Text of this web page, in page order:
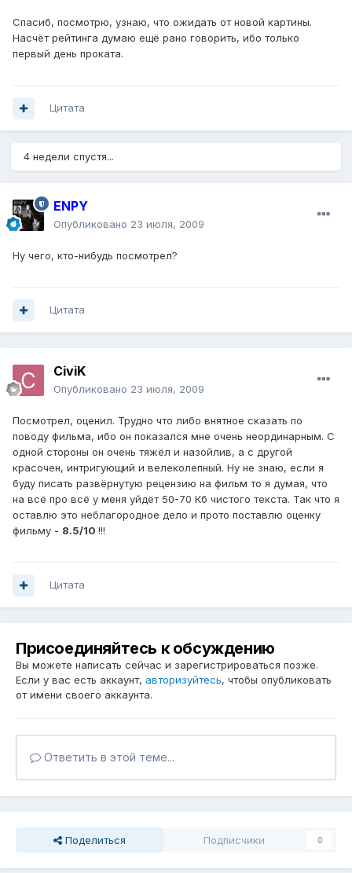
Спасиб, посмотрю, узнаю, что ожидать от новой картины.
Насчёт рейтинга думаю ещё рано говорить, ибо только
первый день проката.
Цитата
4 недели спустя...
ENPY
Опубликовано 23 июля, 2009
Ну чего, кто-нибудь посмотрел?
Цитата
CiviK
Опубликовано 23 июля, 2009
Посмотрел, оценил. Трудно что либо внятное сказать по
поводу фильма, ибо он показался мне очень неординарным. С
одной стороны он очень тяжёл и назойлив, а с другой
красочен, интригующий и велеколепный. Ну не знаю, если я
буду писать развёрнутую рецензию на фильм то я думая, что
на всё про всё у меня уйдёт 50-70 Кб чистого текста. Так что я
оставлю это неблагородное дело и прото поставлю оценку
фильму - 8.5/10 !!!
Цитата
Присоединяйтесь к обсуждению
Вы можете написать сейчас и зарегистрироваться позже.
Если у вас есть аккаунт, авторизуйтесь, чтобы опубликовать
от имени своего аккаунта.
Ответить в этой теме...
Поделиться Подписчики 0